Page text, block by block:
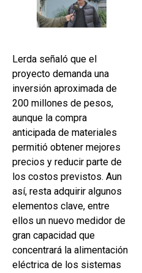
Lerda señaló que el
proyecto demanda una
inversión aproximada de
200 millones de pesos,
aunque la compra
anticipada de materiales
permitió obtener mejores
precios y reducir parte de
los costos previstos. Aun
así, resta adquirir algunos
elementos clave, entre
ellos un nuevo medidor de
gran capacidad que
concentrará la alimentación
eléctrica de los sistemas